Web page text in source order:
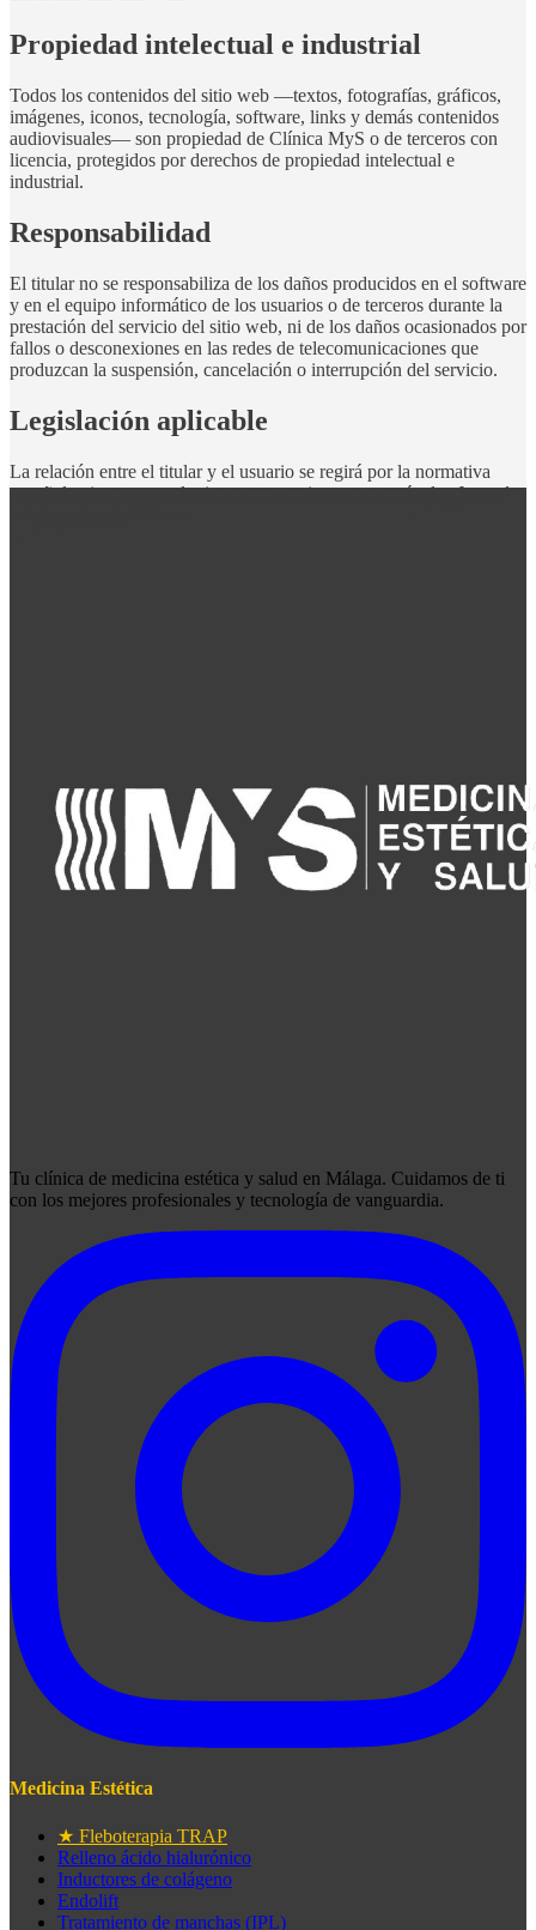
Propiedad intelectual e industrial
Todos los contenidos del sitio web —textos, fotografías, gráficos,
imágenes, iconos, tecnología, software, links y demás contenidos
audiovisuales— son propiedad de Clínica MyS o de terceros con
licencia, protegidos por derechos de propiedad intelectual e
industrial.
Responsabilidad
El titular no se responsabiliza de los daños producidos en el software
y en el equipo informático de los usuarios o de terceros durante la
prestación del servicio del sitio web, ni de los daños ocasionados por
fallos o desconexiones en las redes de telecomunicaciones que
produzcan la suspensión, cancelación o interrupción del servicio.
Legislación aplicable
La relación entre el titular y el usuario se regirá por la normativa
española vigente y cualquier controversia se someterá a los Juzgados
Tu clínica de medicina estética y salud en Málaga. Cuidamos de ti
con los mejores profesionales y tecnología de vanguardia.
Medicina Estética
★ Fleboterapia TRAP
Relleno ácido hialurónico
Inductores de colágeno
Endolift
Tratamiento de manchas (IPL)